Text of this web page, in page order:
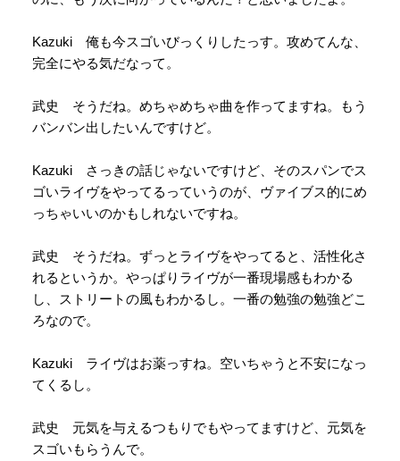
Kazuki 俺も今スゴいびっくりしたっす。攻めてんな、
完全にやる気だなって。
武史 そうだね。めちゃめちゃ曲を作ってますね。もう
バンバン出したいんですけど。
Kazuki さっきの話じゃないですけど、そのスパンでス
ゴいライヴをやってるっていうのが、ヴァイブス的にめ
っちゃいいのかもしれないですね。
武史 そうだね。ずっとライヴをやってると、活性化さ
れるというか。やっぱりライヴが一番現場感もわかる
し、ストリートの風もわかるし。一番の勉強の勉強どこ
ろなので。
Kazuki ライヴはお薬っすね。空いちゃうと不安になっ
てくるし。
武史 元気を与えるつもりでもやってますけど、元気を
スゴいもらうんで。